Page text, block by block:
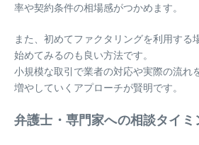
率や契約条件の相場感がつかめます。
また、初めてファクタリングを利用する
始めてみるのも良い方法です。
小規模な取引で業者の対応や実際の流れ
増やしていくアプローチが賢明です。
弁護士・専門家への相談タイミ